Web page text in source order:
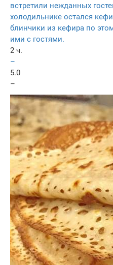
встретили нежданных
холодильнике остался
блинчики из кефира по
ими с гостями.
2 ч.
–
5.0
–